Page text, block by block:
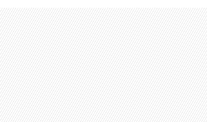
Skip to main content